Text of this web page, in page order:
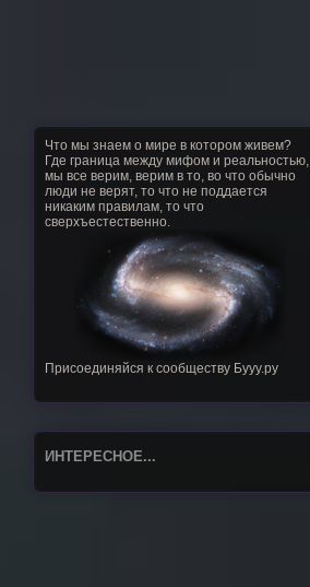
Что мы знаем о мире в котором живем?
Где граница между мифом и реальностью,
мы все верим, верим в то, во что обычно
люди не верят, то что не поддается
никаким правилам, то что
сверхъестественно.
Присоединяйся к сообществу Бууу.ру
ИНТЕРЕСНОЕ...